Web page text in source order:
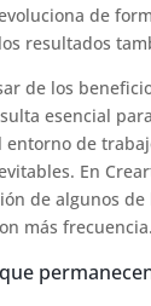
de
resultados
de los
esencial
de
En
de algunos de
más frecuencia.